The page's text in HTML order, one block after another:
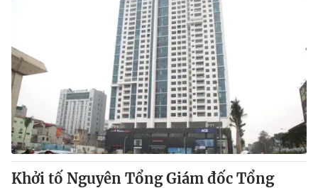
® Cấm sao chép dưới mọi hình thức nếu không có sự chấp
thuận bằng văn bản. Ghi rõ nguồn VTV.vn khi phát hành lại
thông tin từ website này.
Khởi tố Nguyên Tổng Giám đốc Tổng